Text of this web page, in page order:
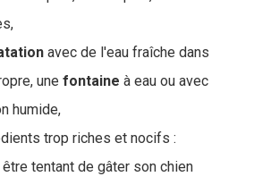
avec de l'eau fraîche dans
une fontaine à eau ou avec
humide,
trop riches et nocifs :
tentant de gâter son chien